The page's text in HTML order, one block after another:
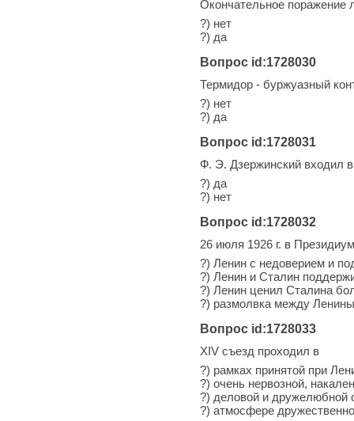
Окончательное поражение
?) нет
?) да
Вопрос id:1728030
Термидор - буржуазный
?) нет
?) да
Вопрос id:1728031
Ф. Э. Дзержинский входил
?) да
?) нет
Вопрос id:1728032
26 июля 1926 г. в
?) Ленин с недоверием и
?) Ленин и Сталин
?) Ленин ценил Сталина
?) размолвка между
Вопрос id:1728033
XIV съезд проходил в
?) рамках принятой при
?) очень нервозной,
?) деловой и дружелюбной
?) атмосфере